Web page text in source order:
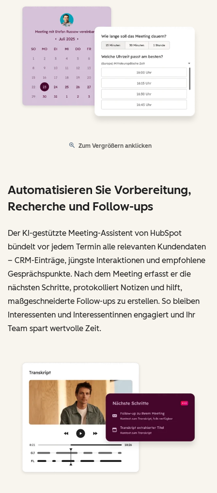
Zum Vergrößern anklicken
Automatisieren Sie Vorbereitung,
Recherche und Follow-ups
Der KI-gestützte Meeting-Assistent von HubSpot
bündelt vor jedem Termin alle relevanten Kundendaten
– CRM-Einträge, jüngste Interaktionen und empfohlene
Gesprächspunkte. Nach dem Meeting erfasst er die
nächsten Schritte, protokolliert Notizen und hilft,
maßgeschneiderte Follow-ups zu erstellen. So bleiben
Interessenten und Interessentinnen engagiert und Ihr
Team spart wertvolle Zeit.